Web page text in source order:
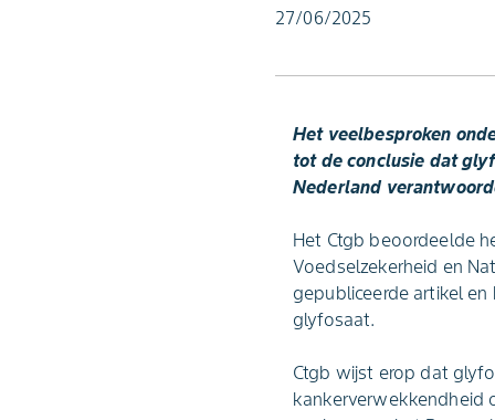
27/06/2025
Het veelbesproken
tot de conclusie dat
Nederland
Het Ctgb beoordeelde
Voedselzekerheid en
gepubliceerde artikel
glyfosaat.
Ctgb wijst erop dat
kankerverwekkendheid